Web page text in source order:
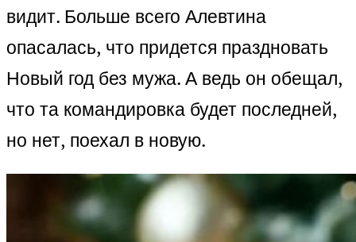
видит. Больше всего Алевтина
опасалась, что придется праздновать
Новый год без мужа. А ведь он обещал,
что та командировка будет последней,
но нет, поехал в новую.